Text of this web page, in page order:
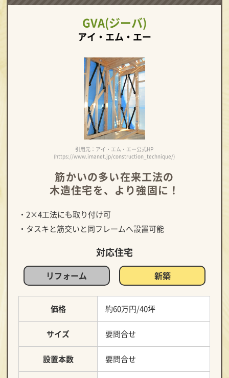
GVA(ジーバ)
アイ・エム・エー
引用元：アイ・エム・エー公式HP
(https://www.imanet.jp/construction_technique/)
筋かいの多い在来工法の
木造住宅を、より強固に！
・2×4工法にも取り付け可
・タスキと筋交いと同フレームへ設置可能
対応住宅
リフォーム 新築
価格 約60万円/40坪
サイズ 要問合せ
設置本数 要問合せ